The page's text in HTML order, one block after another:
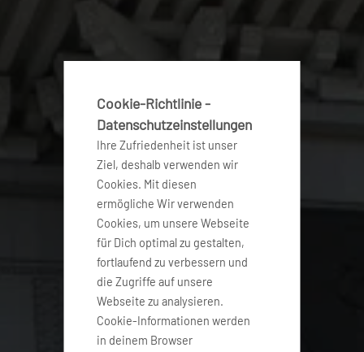
Cookie-Richtlinie -
Datenschutzeinstellungen
Ihre Zufriedenheit ist unser
Ziel, deshalb verwenden wir
Cookies. Mit diesen
ermögliche Wir verwenden
Cookies, um unsere Webseite
für Dich optimal zu gestalten,
fortlaufend zu verbessern und
die Zugriffe auf unsere
Webseite zu analysieren.
Cookie-Informationen werden
in deinem Browser